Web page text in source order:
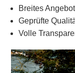
Breites
Geprüfte
Volle